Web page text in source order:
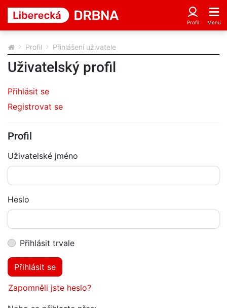
Profil Přihlášení uživatele
Uživatelský profil
Přihlásit se
Registrovat se
Profil
Uživatelské jméno
Heslo
Přihlásit trvale
Přihlásit se
Zapomněli jste heslo?